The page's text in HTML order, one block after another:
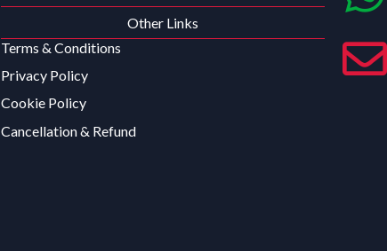
Other Links
Terms & Conditions
Privacy Policy
Cookie Policy
Cancellation & Refund